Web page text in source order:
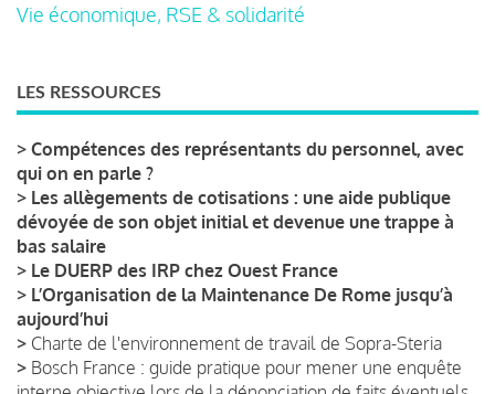
Vie économique, RSE & solidarité
LES RESSOURCES
> Compétences des représentants du personnel, avec
qui on en parle ?
> Les allègements de cotisations : une aide publique
dévoyée de son objet initial et devenue une trappe à
bas salaire
> Le DUERP des IRP chez Ouest France
> L’Organisation de la Maintenance De Rome jusqu’à
aujourd’hui
> Charte de l'environnement de travail de Sopra-Steria
> Bosch France : guide pratique pour mener une enquête